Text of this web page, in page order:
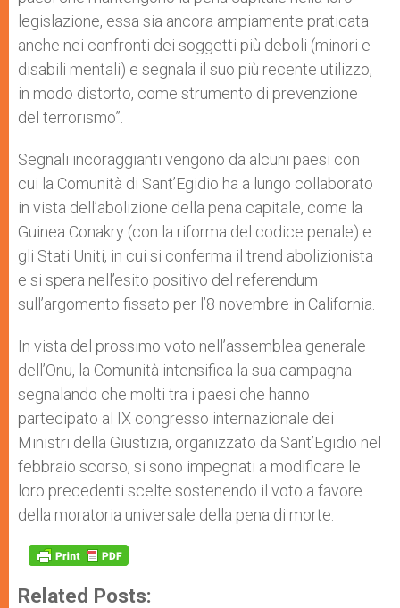
legislazione, essa sia ancora ampiamente praticata
anche nei confronti dei soggetti più deboli (minori e
disabili mentali) e segnala il suo più recente utilizzo,
in modo distorto, come strumento di prevenzione
del terrorismo”.
Segnali incoraggianti vengono da alcuni paesi con
cui la Comunità di Sant’Egidio ha a lungo collaborato
in vista dell’abolizione della pena capitale, come la
Guinea Conakry (con la riforma del codice penale) e
gli Stati Uniti, in cui si conferma il trend abolizionista
e si spera nell’esito positivo del referendum
sull’argomento fissato per l’8 novembre in California.
In vista del prossimo voto nell’assemblea generale
dell’Onu, la Comunità intensifica la sua campagna
segnalando che molti tra i paesi che hanno
partecipato al IX congresso internazionale dei
Ministri della Giustizia, organizzato da Sant’Egidio nel
febbraio scorso, si sono impegnati a modificare le
loro precedenti scelte sostenendo il voto a favore
della moratoria universale della pena di morte.
Related Posts: